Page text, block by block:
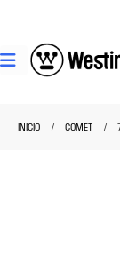
INICIO COMET